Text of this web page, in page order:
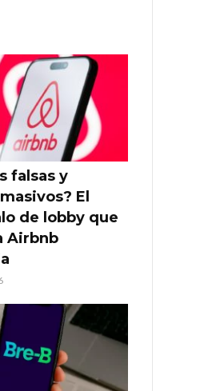
falsas y
El
de lobby que
Airbnb